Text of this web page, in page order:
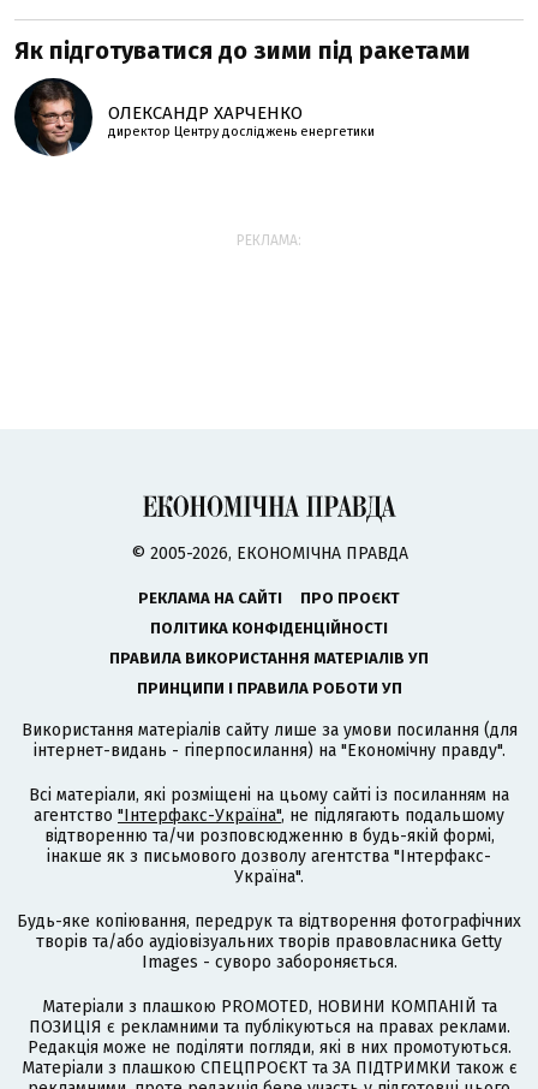
Як підготуватися до зими під ракетами
ОЛЕКСАНДР ХАРЧЕНКО
директор Центру досліджень енергетики
РЕКЛАМА:
© 2005-2026, ЕКОНОМІЧНА ПРАВДА
РЕКЛАМА НА САЙТІ
ПРО ПРОЄКТ
ПОЛІТИКА КОНФІДЕНЦІЙНОСТІ
ПРАВИЛА ВИКОРИСТАННЯ МАТЕРІАЛІВ УП
ПРИНЦИПИ І ПРАВИЛА РОБОТИ УП
Використання матеріалів сайту лише за умови посилання (для
інтернет-видань - гіперпосилання) на "Економічну правду".
Всі матеріали, які розміщені на цьому сайті із посиланням на
агентство "Інтерфакс-Україна", не підлягають подальшому
відтворенню та/чи розповсюдженню в будь-якій формі,
інакше як з письмового дозволу агентства "Інтерфакс-
Україна".
Будь-яке копіювання, передрук та відтворення фотографічних
творів та/або аудіовізуальних творів правовласника Getty
Images - суворо забороняється.
Матеріали з плашкою PROMOTED, НОВИНИ КОМПАНІЙ та
ПОЗИЦІЯ є рекламними та публікуються на правах реклами.
Редакція може не поділяти погляди, які в них промотуються.
Матеріали з плашкою СПЕЦПРОЄКТ та ЗА ПІДТРИМКИ також є